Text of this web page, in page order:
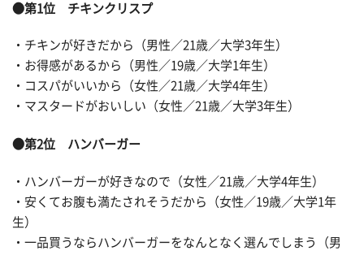
●第1位 チキンクリスプ
・チキンが好きだから（男性／21歳／大学3年生）
・お得感があるから（男性／19歳／大学1年生）
・コスパがいいから（女性／21歳／大学4年生）
・マスタードがおいしい（女性／21歳／大学3年生）
●第2位 ハンバーガー
・ハンバーガーが好きなので（女性／21歳／大学4年生）
・安くてお腹も満たされそうだから（女性／19歳／大学1年
生）
・一品買うならハンバーガーをなんとなく選んでしまう（男